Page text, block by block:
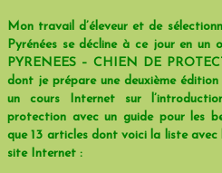
Mon travail d’éleveur et de
Pyrénées se décline à ce jour en
PYRENEES – CHIEN DE
dont je prépare une deuxième
un cours Internet sur
protection avec un guide pour les
que 13 articles dont voici la liste avec
site Internet :